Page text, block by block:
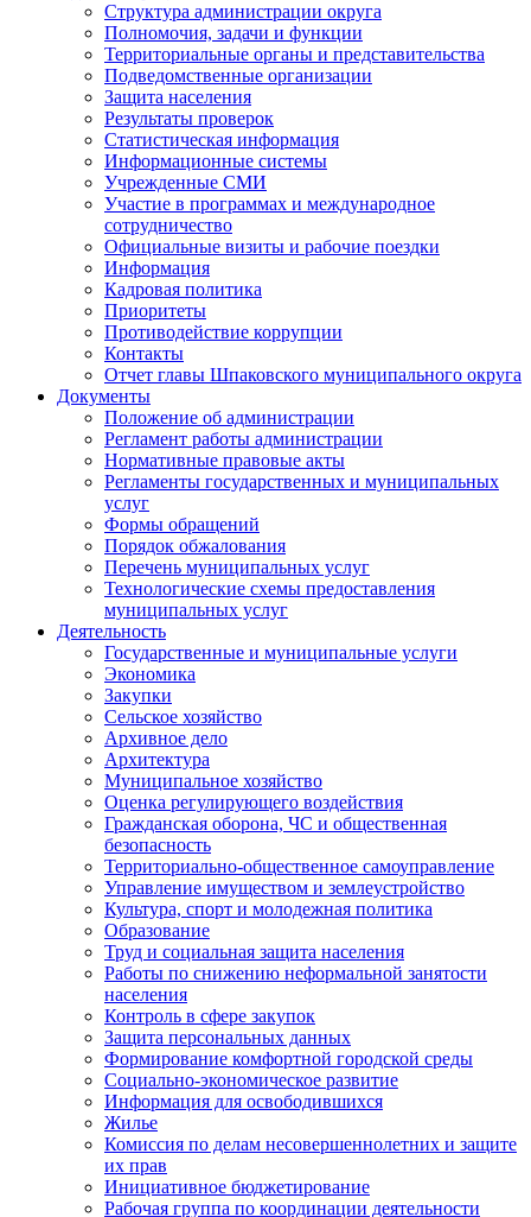
Структура администрации округа
Полномочия, задачи и функции
Территориальные органы и представительства
Подведомственные организации
Защита населения
Результаты проверок
Статистическая информация
Информационные системы
Учрежденные СМИ
Участие в программах и международное
сотрудничество
Официальные визиты и рабочие поездки
Информация
Кадровая политика
Приоритеты
Противодействие коррупции
Контакты
Отчет главы Шпаковского муниципального округа
Документы
Положение об администрации
Регламент работы администрации
Нормативные правовые акты
Регламенты государственных и муниципальных
услуг
Формы обращений
Порядок обжалования
Перечень муниципальных услуг
Технологические схемы предоставления
муниципальных услуг
Деятельность
Государственные и муниципальные услуги
Экономика
Закупки
Сельское хозяйство
Архивное дело
Архитектура
Муниципальное хозяйство
Оценка регулирующего воздействия
Гражданская оборона, ЧС и общественная
безопасность
Территориально-общественное самоуправление
Управление имуществом и землеустройство
Культура, спорт и молодежная политика
Образование
Труд и социальная защита населения
Работы по снижению неформальной занятости
населения
Контроль в сфере закупок
Защита персональных данных
Формирование комфортной городской среды
Социально-экономическое развитие
Информация для освободившихся
Жилье
Комиссия по делам несовершеннолетних и защите
их прав
Инициативное бюджетирование
Рабочая группа по координации деятельности